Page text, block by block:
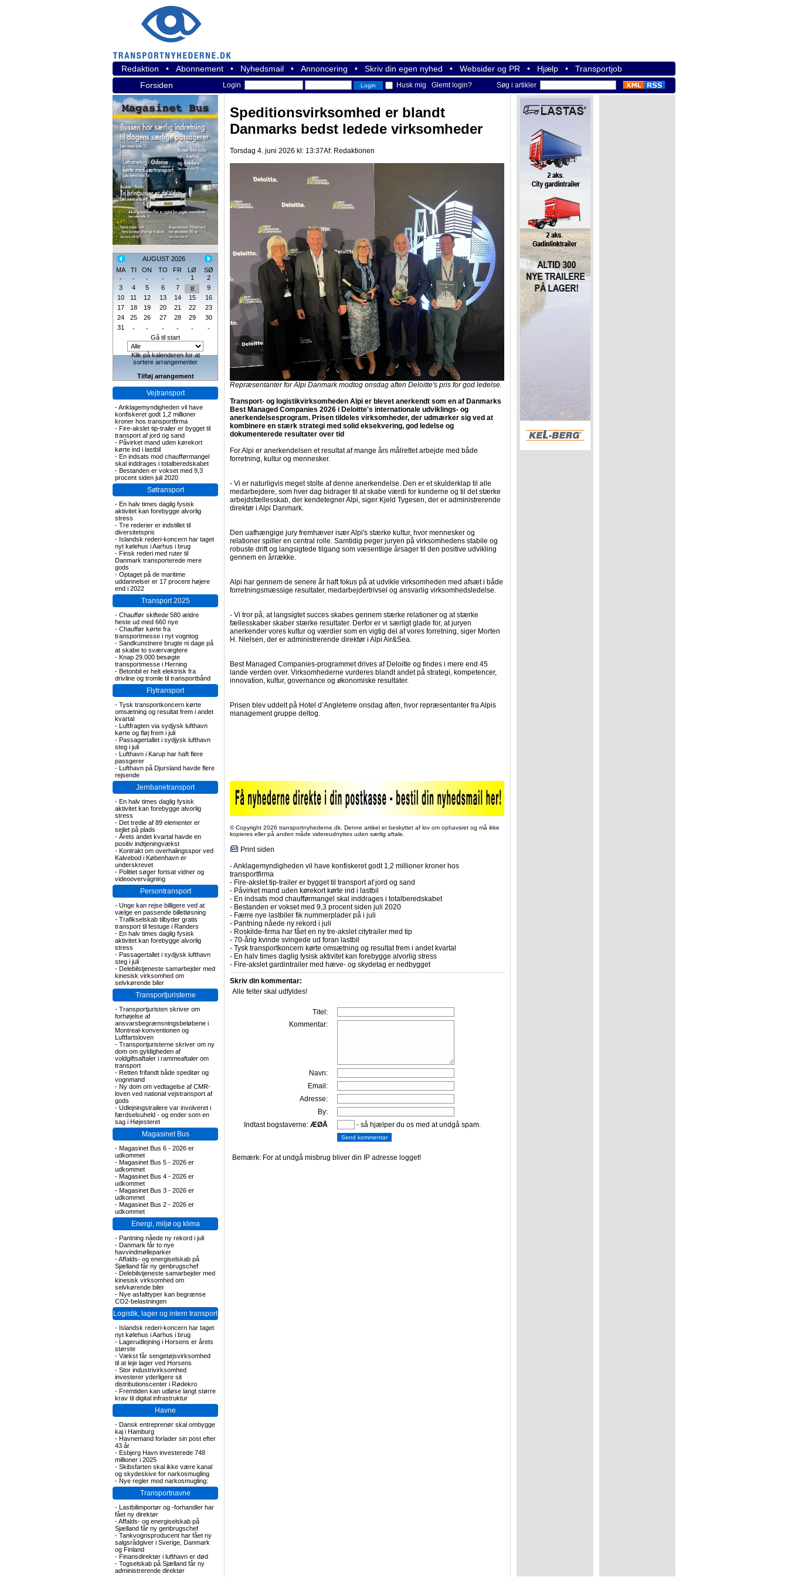
Redaktion • Abonnement • Nyhedsmail • Annoncering • Skriv din egen nyhed • Websider og PR • Hjælp • Transportjob
Forsiden
Login Husk mig Glemt login? Søg i artikler
AUGUST 2026
MA
TI ON TO FR LØ
SØ
-
- - - - 1
2
3
4 5 6 7 8
9
10
11 12 13 14 15
16
17
18 19 20 21 22
23
24
25 26 27 28 29
30
31
- - - - -
-
Gå til start
Klik på kalenderen for at
sortere arrangementer
Tilføj arrangement
Vejtransport
-Anklagemyndigheden vil have
konfiskeret godt 1,2 millioner
kroner hos transportfirma
- Fire-akslet tip-trailer er bygget til
transport af jord og sand
- Påvirket mand uden kørekort
kørte ind i lastbil
- En indsats mod chaufførmangel
skal inddrages i totalberedskabet
- Bestanden er vokset med 9,3
procent siden juli 2020
Søtransport
- En halv times daglig fysisk
aktivitet kan forebygge alvorlig
stress
- Tre rederier er indstillet til
diversitetspris
- Islandsk rederi-koncern har taget
nyt kølehus i Aarhus i brug
- Finsk rederi med ruter til
Danmark transporterede mere
gods
- Optaget på de maritime
uddannelser er 17 procent højere
end i 2022
Transport 2025
- Chauffør skiftede 580 ældre
heste ud med 660 nye
- Chauffør kørte fra
transportmesse i nyt vogntog
- Sandkunstnere brugte ni dage på
at skabe to sværvægtere
- Knap 29.000 besøgte
transportmesse i Herning
- Betonbil er helt elektrisk fra
drivline og tromle til transportbånd
Flytransport
- Tysk transportkoncern kørte
omsætning og resultat frem i andet
kvartal
- Luftfragten via sydjysk lufthavn
kørte og fløj frem i juli
- Passagertallet i sydjysk lufthavn
steg i juli
- Lufthavn i Karup har haft flere
passgerer
- Lufthavn på Djursland havde flere
rejsende
Jernbanetransport
- En halv times daglig fysisk
aktivitet kan forebygge alvorlig
stress
- Det tredie af 89 elementer er
sejlet på plads
- Årets andet kvartal havde en
positiv indtjeningvækst
- Kontrakt om overhalingsspor ved
Kalvebod i København er
underskrevet
- Politiet søger fortsat vidner og
videoovervågning
Persontransport
- Unge kan rejse billigere ved at
vælge en passende billetløsning
- Trafikselskab tilbyder gratis
transport til festuge i Randers
- En halv times daglig fysisk
aktivitet kan forebygge alvorlig
stress
- Passagertallet i sydjysk lufthavn
steg i juli
- Delebilstjeneste samarbejder med
kinesisk virksomhed om
selvkørende biler
Transportjuristerne
- Transportjuristen skriver om
forhøjelse af
ansvarsbegrænsningsbeløbene i
Montreal-konventionen og
Luftfartsloven
- Transportjuristerne skriver om ny
dom om gyldigheden af
voldgiftsaftaler i rammeaftaler om
transport
- Retten frifandt både speditør og
vognmand
- Ny dom om vedtagelse af CMR-
loven ved national vejstransport af
gods
- Udlejningstrailere var involveret i
færdselsuheld - og ender som en
sag i Højesteret
Magasinet Bus
- Magasinet Bus 6 - 2026 er
udkommet
- Magasinet Bus 5 - 2026 er
udkommet
- Magasinet Bus 4 - 2026 er
udkommet
- Magasinet Bus 3 - 2026 er
udkommet
- Magasinet Bus 2 - 2026 er
udkommet
Energi, miljø og klima
- Pantning nåede ny rekord i juli
- Danmark får to nye
havvindmølleparker
-Affalds- og energiselskab på
Sjælland får ny genbrugschef
- Delebilstjeneste samarbejder med
kinesisk virksomhed om
selvkørende biler
- Nye asfalttyper kan begrænse
CO2-belastningen
Logistik, lager og intern transport
- Islandsk rederi-koncern har taget
nyt kølehus i Aarhus i brug
- Lagerudlejning i Horsens er årets
største
- Vækst får sengetøjsvirksomhed
til at leje lager ved Horsens
- Stor industrivirksomhed
investerer yderligere sit
distributionscenter i Rødekro
- Fremtiden kan udløse langt større
krav til digital infrastruktur
Havne
- Dansk entreprenør skal ombygge
kaj i Hamburg
- Havnemand forlader sin post efter
43 år
- Esbjerg Havn investerede 748
millioner i 2025
- Skibsfarten skal ikke være kanal
og skydeskive for narkosmugling
- Nye regler mod narkosmugling:
Transportnavne
- Lastbilimportør og -forhandler har
fået ny direktør
-Affalds- og energiselskab på
Sjælland får ny genbrugschef
- Tankvognsproducent har fået ny
salgsrådgiver i Sverige, Danmark
og Finland
- Finansdirektør i lufthavn er død
- Togselskab på Sjælland får ny
administrerende direktør
Speditionsvirksomhed er blandt
Danmarks bedst ledede virksomheder
Torsdag 4. juni 2026 kl: 13:37Af: Redaktionen
Repræsentanter for Alpi Danmark modtog onsdag aften Deloitte's pris for god ledelse.
Transport- og logistikvirksomheden Alpi er blevet anerkendt som en af Danmarks
Best Managed Companies 2026 i Deloitte's internationale udviklings- og
anerkendelsesprogram. Prisen tildeles virksomheder, der udmærker sig ved at
kombinere en stærk strategi med solid eksekvering, god ledelse og
dokumenterede resultater over tid
For Alpi er anerkendelsen et resultat af mange års målrettet arbejde med både
forretning, kultur og mennesker.
- Vi er naturligvis meget stolte af denne anerkendelse. Den er et skulderklap til alle
medarbejdere, som hver dag bidrager til at skabe værdi for kunderne og til det stærke
arbejdsfællesskab, der kendetegner Alpi, siger Kjeld Tygesen, der er administrerende
direktør i Alpi Danmark.
Den uafhængige jury fremhæver især Alpi's stærke kultur, hvor mennesker og
relationer spiller en central rolle. Samtidig peger juryen på virksomhedens stabile og
robuste drift og langsigtede tilgang som væsentlige årsager til den positive udvikling
gennem en årrække.
Alpi har gennem de senere år haft fokus på at udvikle virksomheden med afsæt i både
forretningsmæssige resultater, medarbejdertrivsel og ansvarlig virksomhedsledelse.
- Vi tror på, at langsigtet succes skabes gennem stærke relationer og at stærke
fællesskaber skaber stærke resultater. Derfor er vi særligt glade for, at juryen
anerkender vores kultur og værdier som en vigtig del af vores forretning, siger Morten
H. Nielsen, der er administrerende direktør i Alpi Air&Sea.
Best Managed Companies-programmet drives af Deloitte og findes i mere end 45
lande verden over. Virksomhederne vurderes blandt andet på strategi, kompetencer,
innovation, kultur, governance og økonomiske resultater.
Prisen blev uddelt på Hotel d’Angleterre onsdag aften, hvor repræsentanter fra Alpis
management gruppe deltog.
© Copyright 2026 transportnyhederne.dk. Denne artikel er beskyttet af lov om ophavsret og må ikke
kopieres eller på anden måde videreudnyttes uden særlig aftale.
Print siden
-Anklagemyndigheden vil have konfiskeret godt 1,2 millioner kroner hos
transportfirma
- Fire-akslet tip-trailer er bygget til transport af jord og sand
- Påvirket mand uden kørekort kørte ind i lastbil
- En indsats mod chaufførmangel skal inddrages i totalberedskabet
- Bestanden er vokset med 9,3 procent siden juli 2020
- Færre nye lastbiler fik nummerplader på i juli
- Pantning nåede ny rekord i juli
- Roskilde-firma har fået en ny tre-akslet citytrailer med tip
- 70-årig kvinde svingede ud foran lastbil
- Tysk transportkoncern kørte omsætning og resultat frem i andet kvartal
- En halv times daglig fysisk aktivitet kan forebygge alvorlig stress
- Fire-akslet gardintrailer med hæve- og skydetag er nedbygget
Skriv din kommentar:
Alle felter skal udfyldes!
Titel:
Kommentar:
Navn:
Email:
Adresse:
By:
Indtast bogstaverne: ÆØÅ - så hjælper du os med at undgå spam.
Bemærk: For at undgå misbrug bliver din IP adresse logget!